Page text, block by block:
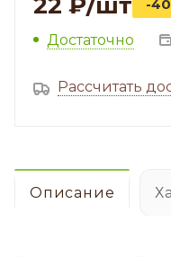
-
Достаточно
Рассчитать
Описание